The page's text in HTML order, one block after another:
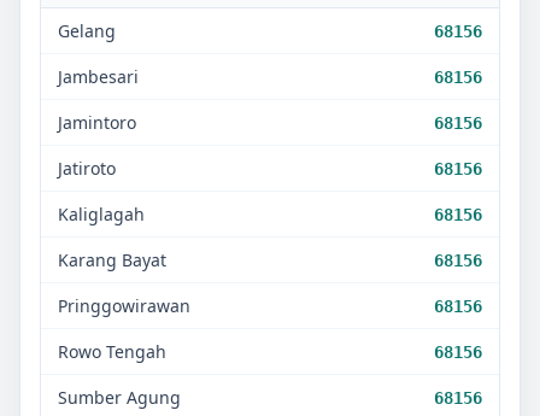
Gelang 68156
Jambesari 68156
Jamintoro 68156
Jatiroto 68156
Kaliglagah 68156
Karang Bayat 68156
Pringgowirawan 68156
Rowo Tengah 68156
Sumber Agung 68156